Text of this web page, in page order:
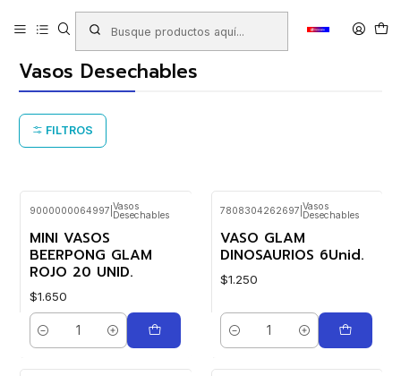
Productos COTILLÓN Vasos Desechables
Vasos Desechables
FILTROS
9000000064997 Vasos
Desechables
MINI VASOS
BEERPONG GLAM
ROJO 20 UNID.
$1.650
Cantidad
7808304262697 Vasos
Desechables
VASO GLAM
DINOSAURIOS 6Unid.
$1.250
Cantidad